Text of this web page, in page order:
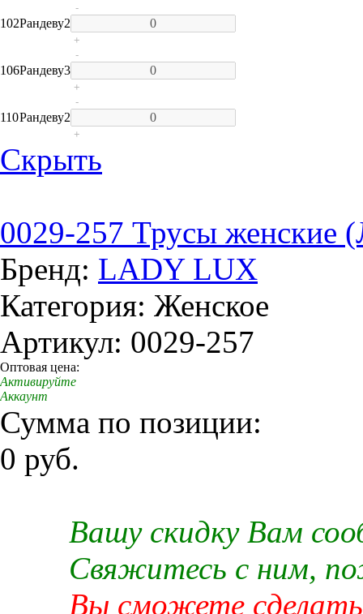
102Рандеву2
-
+
106Рандеву3
-
+
110Рандеву2
-
+
Скрыть
0029-257 Трусы женские
Бренд: LADY LUX
Категория: Женское
Артикул: 0029-257
Оптовая цена:
Активируйте
Аккаунт
Сумма по позиции:
0 руб.
Вашу скидку Вам
Свяжитесь с ним,
Вы сможете сделать